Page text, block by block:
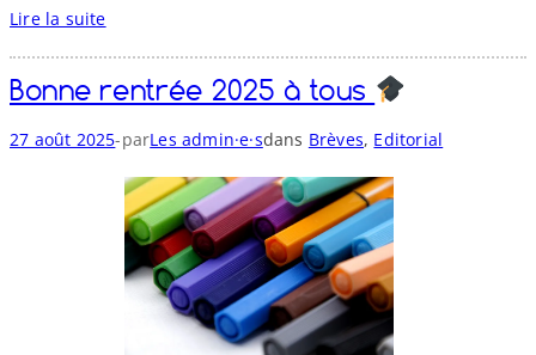
Lire la suite
'
l
Bonne rentrée 2025 à tous
27 août 2025-parLes admin·e·sdans Brèves, Editorial